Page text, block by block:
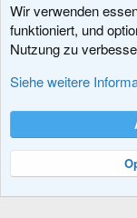
Sprachpakete
R
Community platform by
Wir verwenden
funktioniert, und
Nutzung zu
Siehe weitere